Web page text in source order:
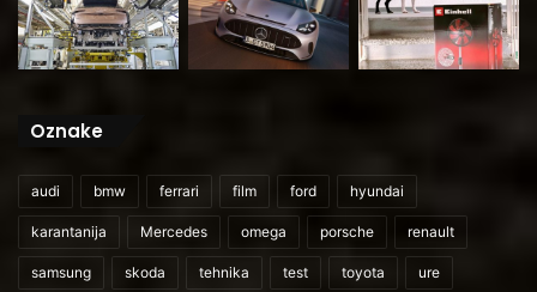
Oznake
audi bmw ferrari film ford hyundai
karantanija Mercedes omega porsche renault
samsung skoda tehnika test toyota ure